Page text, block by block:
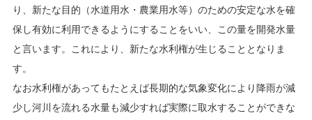
り、新たな目的（水道用水・農業用水等）のための安定な水を確
保し有効に利用できるようにすることをいい、この量を開発水量
と言います。これにより、新たな水利権が生じることとなりま
す。
なお水利権があってもたとえば長期的な気象変化により降雨が減
少し河川を流れる水量も減少すれば実際に取水することができな